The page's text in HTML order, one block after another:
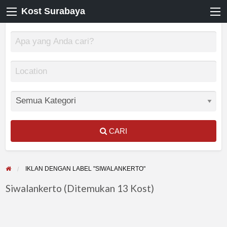
Kost Surabaya
CARI
IKLAN DENGAN LABEL "SIWALANKERTO"
Siwalankerto (Ditemukan 13 Kost)